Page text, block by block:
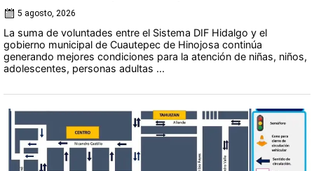
5 agosto, 2026
La suma de voluntades entre el Sistema DIF Hidalgo y el
gobierno municipal de Cuautepec de Hinojosa continúa
generando mejores condiciones para la atención de niñas, niños,
adolescentes, personas adultas ...